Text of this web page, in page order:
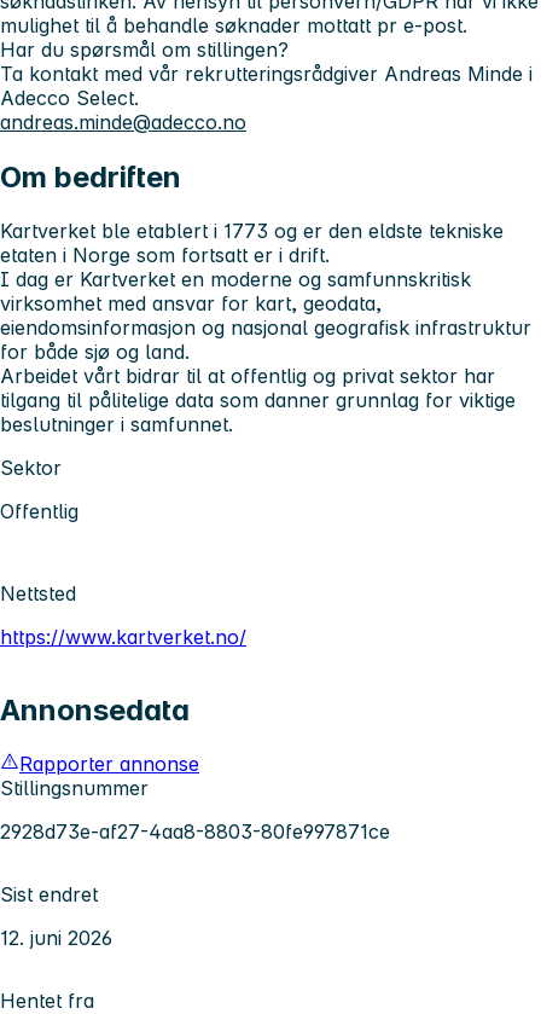
mulighet til å behandle søknader mottatt pr e-post.
Har du spørsmål om stillingen?
Ta kontakt med vår rekrutteringsrådgiver Andreas Minde i
Adecco Select.
andreas.minde@adecco.no
Om bedriften
Kartverket ble etablert i 1773 og er den eldste tekniske
etaten i Norge som fortsatt er i drift.
I dag er Kartverket en moderne og samfunnskritisk
virksomhet med ansvar for kart, geodata,
eiendomsinformasjon og nasjonal geografisk infrastruktur
for både sjø og land.
Arbeidet vårt bidrar til at offentlig og privat sektor har
tilgang til pålitelige data som danner grunnlag for viktige
beslutninger i samfunnet.
Sektor
Offentlig
Nettsted
https://www.kartverket.no/
Annonsedata
Rapporter annonse
Stillingsnummer
2928d73e-af27-4aa8-8803-80fe997871ce
Sist endret
12. juni 2026
Hentet fra